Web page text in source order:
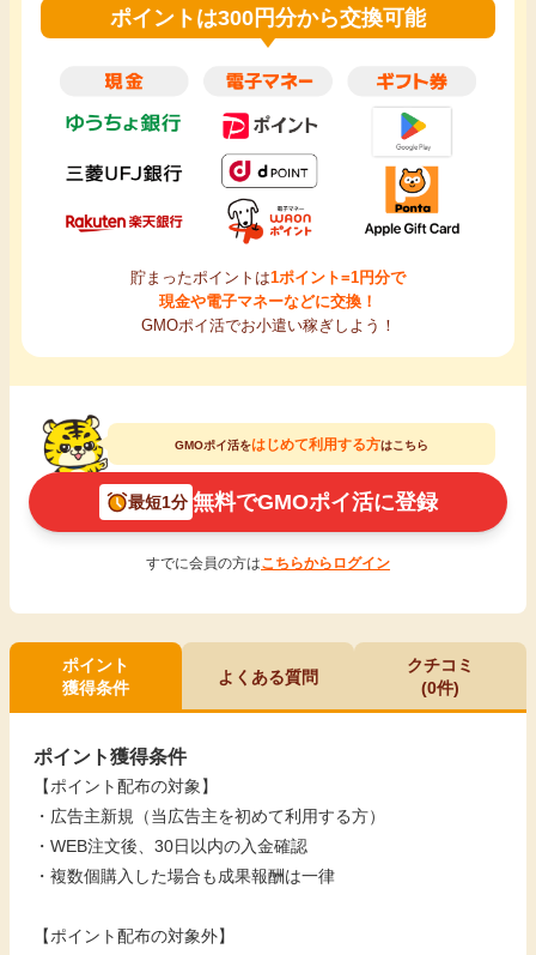
ポイントは300円分から交換可能
貯まったポイントは1ポイント=1円分で
現金や電子マネーなどに交換！
GMOポイ活でお小遣い稼ぎしよう！
GMOポイ活をはじめて利用する方はこちら
最短1分 無料でGMOポイ活に登録
すでに会員の方はこちらからログイン
ポイント
獲得条件
よくある質問
クチコミ
(0件)
ポイント獲得条件
【ポイント配布の対象】
・広告主新規（当広告主を初めて利用する方）
・WEB注文後、30日以内の入金確認
・複数個購入した場合も成果報酬は一律
【ポイント配布の対象外】